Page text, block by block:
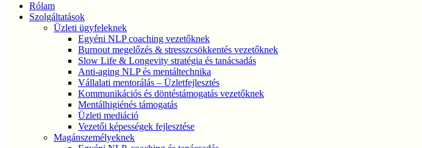
Rólam
Szolgáltatások
Üzleti ügyfeleknek
Egyéni NLP coaching vezetőknek
Burnout megelőzés & stresszcsökkentés vezetőknek
Slow Life & Longevity stratégia és tanácsadás
Anti-aging NLP és mentáltechnika
Vállalati mentorálás – Üzletfejlesztés
Kommunikációs és döntéstámogatás vezetőknek
Mentálhigiénés támogatás
Üzleti mediáció
Vezetői képességek fejlesztése
Magánszemélyeknek